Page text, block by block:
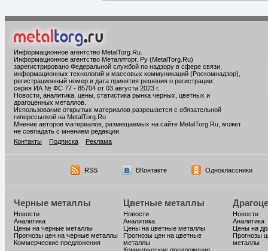
Информационное агентство MetalTorg.Ru
Информационное агентство Металлторг. Ру (MetalTorg.Ru)
зарегистрировано Федеральной службой по надзору в сфере связи,
информационных технологий и массовых коммуникаций (Роскомнадзор),
регистрационный номер и дата принятия решения о регистрации:
серия ИА № ФС 77 - 85704 от 03 августа 2023 г.
Новости, аналитика, цены, статистика рынка черных, цветных и
драгоценных металлов.
Использование открытых материалов разрешается с обязательной
гиперссылкой на MetalTorg.Ru
Мнение авторов материалов, размещаемых на сайте MetalTorg.Ru, может
не совпадать с мнением редакции.
Контакты
Подписка Реклама
RSS ВКонтакте Одноклассники
Черные металлы
Новости
Аналитика
Цены на черные металлы
Прогнозы цен на черные металлы
Коммерческие предложения
Цветные металлы
Новости
Аналитика
Цены на цветные металлы
Прогнозы цен на цветные
металлы
Новости
Аналитика
Цены на
Прогнозы
металлы